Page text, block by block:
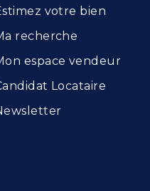
votre bien
recherche
espace vendeur
Locataire